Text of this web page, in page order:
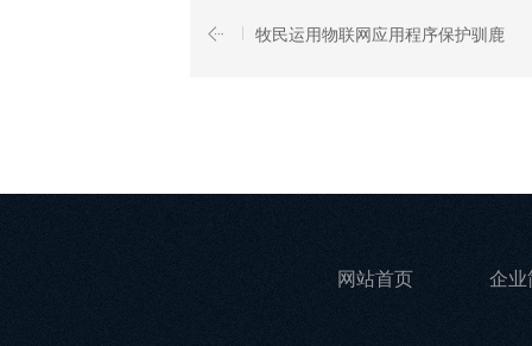
牧民运用物联网应用程序保护驯鹿
网站首页 企业